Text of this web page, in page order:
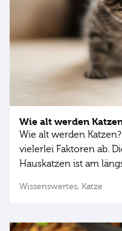
Wie alt werden
Wie alt werden
vielerlei Faktoren ab.
Hauskatzen ist am
Wissenswertes, Katze